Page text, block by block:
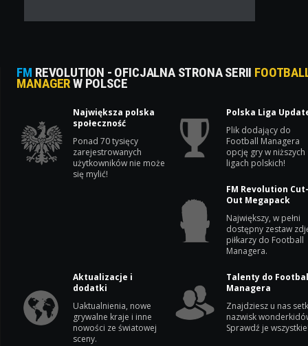
FM REVOLUTION - OFICJALNA STRONA SERII
MANAGERW POLSCE
Największa polska
społeczność
Ponad 70 tysięcy
zarejestrowanych
użytkowników nie może
się mylić!
Polska Liga
Plik dodający do
Football Managera
opcję gry w niższych
ligach polskich!
FM Revolution
Out Megapack
Największy, w pełni
dostępny zestaw
piłkarzy do Football
Managera.
Aktualizacje i
dodatki
Uaktualnienia, nowe
grywalne kraje i inne
nowości ze światowej
sceny.
Talenty do
Managera
Znajdziesz u nas
nazwisk
Sprawdź je